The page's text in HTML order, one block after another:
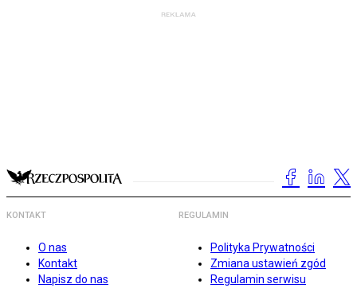
KONTAKT
O nas
Kontakt
Napisz do nas
REGULAMIN
Polityka Prywatności
Zmiana ustawień zgód
Regulamin serwisu